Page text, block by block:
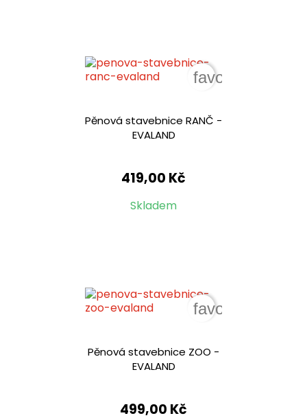
Pěnová stavebnice RANČ -
EVALAND
419,00 Kč
Skladem
favorite_border
Pěnová stavebnice ZOO -
EVALAND
499,00 Kč
favorite_border